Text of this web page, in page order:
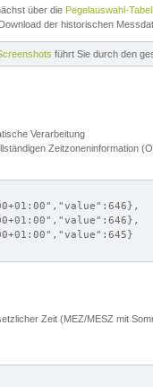
über die Pegelauswahl-
der historischen
führt Sie durch den
Verarbeitung
Zeitzoneninformation
Zeit (MEZ/MESZ mit